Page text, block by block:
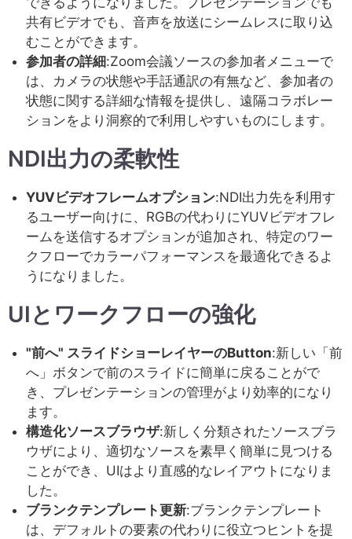
共有ビデオでも、音声を放送にシームレスに取り込
むことができます。
参加者の詳細:Zoom会議ソースの参加者メニューで
は、カメラの状態や手話通訳の有無など、参加者の
状態に関する詳細な情報を提供し、遠隔コラボレー
ションをより洞察的で利用しやすいものにします。
NDI出力の柔軟性
YUVビデオフレームオプション:NDI出力先を利用す
るユーザー向けに、RGBの代わりにYUVビデオフレ
ームを送信するオプションが追加され、特定のワー
クフローでカラーパフォーマンスを最適化できるよ
うになりました。
UIとワークフローの強化
"前へ" スライドショーレイヤーのButton:新しい「前
へ」ボタンで前のスライドに簡単に戻ることがで
き、プレゼンテーションの管理がより効率的になり
ます。
構造化ソースブラウザ:新しく分類されたソースブラ
ウザにより、適切なソースを素早く簡単に見つける
ことができ、UIはより直感的なレイアウトになりま
した。
ブランクテンプレート更新:ブランクテンプレート
は、デフォルトの要素の代わりに役立つヒントを提